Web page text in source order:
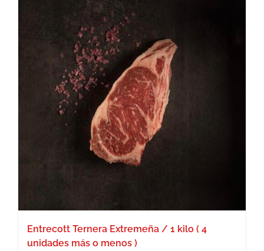
Entrecott Ternera Extremeña / 1 kilo ( 4
unidades más o menos )